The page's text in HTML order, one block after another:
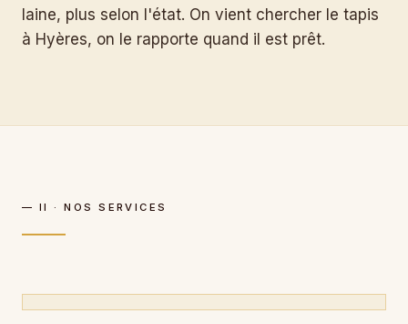
laine, plus selon l'état. On vient chercher le tapis
à Hyères, on le rapporte quand il est prêt.
— II · NOS SERVICES